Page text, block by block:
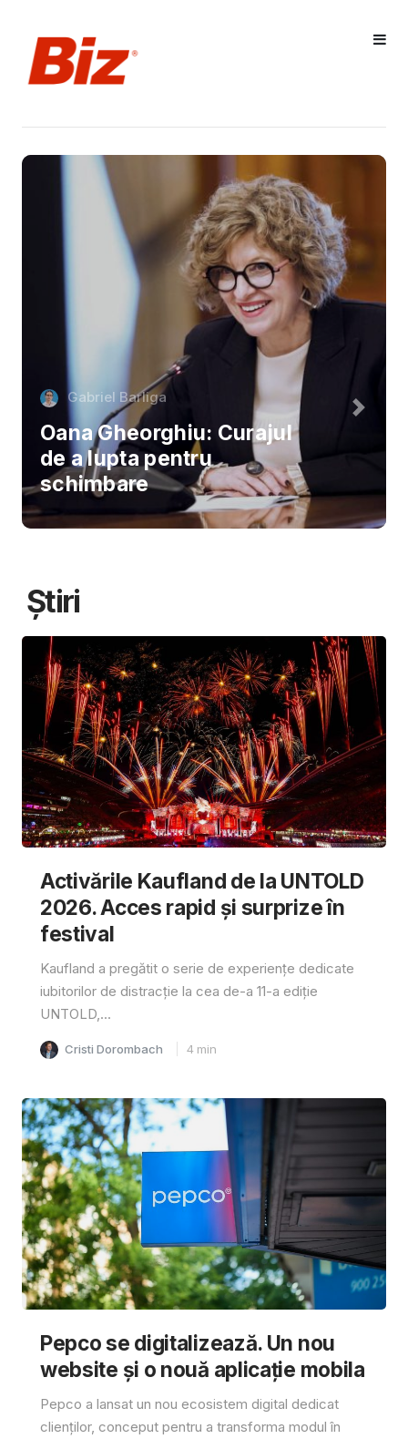
Gabriel Barliga
Oana Gheorghiu: Curajul
de a lupta pentru
schimbare
Știri
Activările Kaufland de la UNTOLD
2026. Acces rapid și surprize în
festival
Kaufland a pregătit o serie de experiențe dedicate
iubitorilor de distracție la cea de-a 11-a ediție
UNTOLD,...
Cristi Dorombach 4 min
Pepco se digitalizează. Un nou
website și o nouă aplicație mobila
Pepco a lansat un nou ecosistem digital dedicat
clienților, conceput pentru a transforma modul în